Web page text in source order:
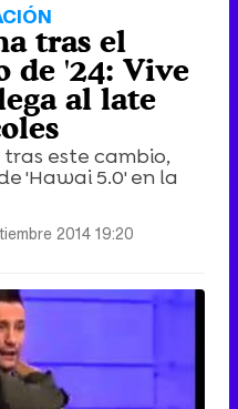
tras el
de '24: Vive
al late
este cambio,
'Hawai 5.0' en la
2014 19:20